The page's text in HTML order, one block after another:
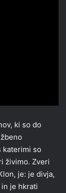
ki so do
katerimi so
živimo. Zveri
je: je divja,
je hkrati